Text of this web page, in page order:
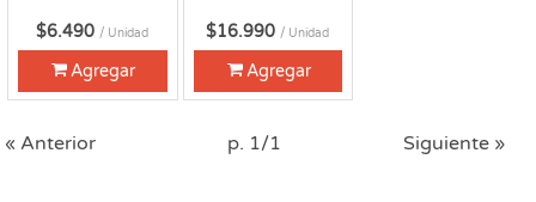
$6.490 / Unidad
Agregar
$16.990 / Unidad
Agregar
« Anterior p. 1/1 Siguiente »